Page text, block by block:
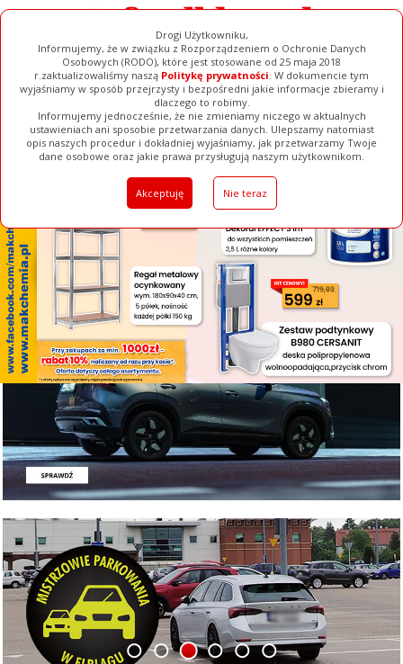
Drogi Użytkowniku,
Informujemy, że w związku z Rozporządzeniem o Ochronie Danych
Osobowych (RODO), które jest stosowane od 25 maja 2018
r.zaktualizowaliśmy naszą Politykę prywatności. W dokumencie tym
wyjaśniamy w sposób przejrzysty i bezpośredni jakie informacje zbieramy i
dlaczego to robimy.
Informujemy jednocześnie, że nie zmieniamy niczego w aktualnych
ustawieniach ani sposobie przetwarzania danych. Ulepszamy natomiast
opis naszych procedur i dokładniej wyjaśniamy, jak przetwarzamy Twoje
dane osobowe oraz jakie prawa przysługują naszym użytkownikom.
Akceptuję Nie teraz
[ ZAMKNIJ ]
Ogłoszenia Filmy Galerie Baza Firm Pełna Wersja
1 2 3 4 5 6